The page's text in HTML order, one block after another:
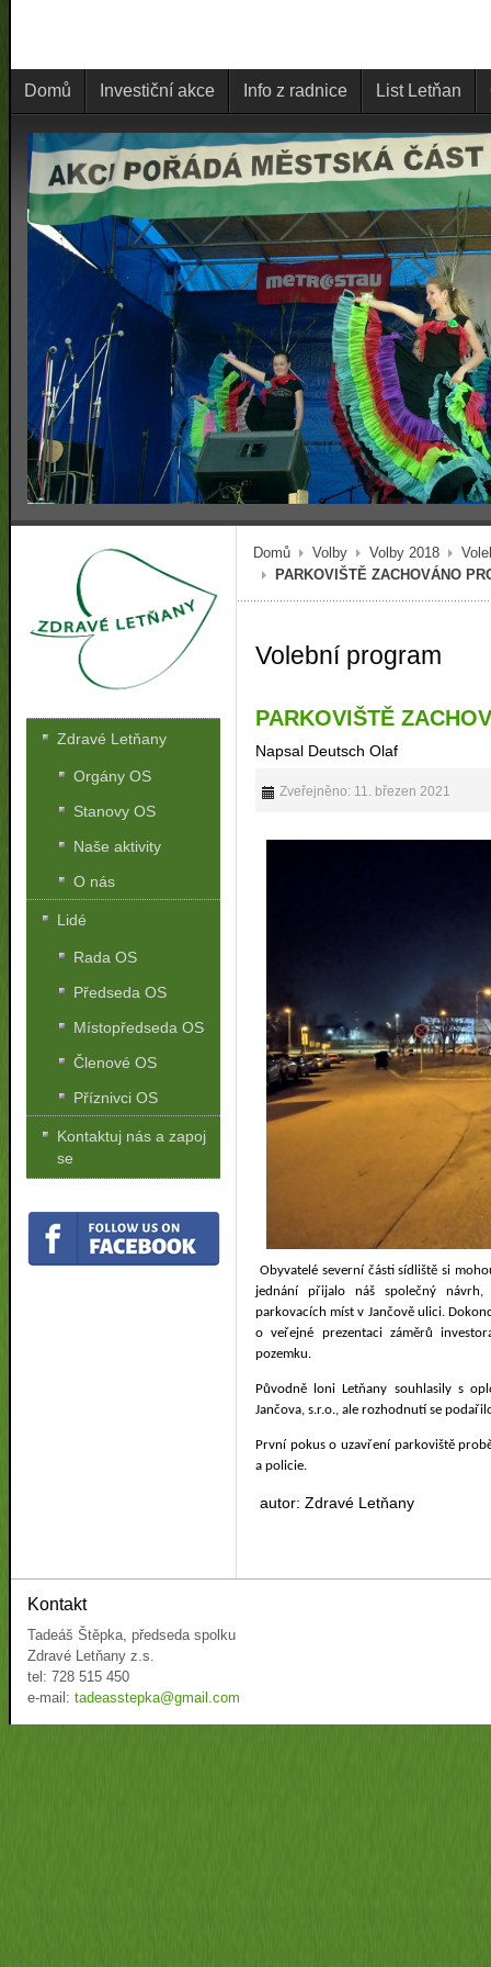
Domů Investiční akce Info z radnice List Letňan
Domů Volby Volby 2018
PARKOVIŠTĚ ZACHOVÁNO
Volební program
PARKOVIŠTĚ
Napsal Deutsch Olaf
Zveřejněno: 11. březen 2021
Obyvatelé severní části sídliště si
jednání přijalo náš společný návrh,
parkovacích míst v Jančově ulici.
o veřejné prezentaci záměrů
pozemku.
Původně loni Letňany souhlasily s
Jančova, s.r.o., ale rozhodnutí se
První pokus o uzavření parkoviště
a policie.
autor: Zdravé Letňany
Zdravé Letňany
Orgány OS
Stanovy OS
Naše aktivity
O nás
Lidé
Rada OS
Předseda OS
Místopředseda OS
Členové OS
Příznivci OS
Kontaktuj nás a zapoj
se
Kontakt
Tadeáš Štěpka, předseda spolku
Zdravé Letňany z.s.
tel: 728 515 450
e-mail: tadeasstepka@gmail.com